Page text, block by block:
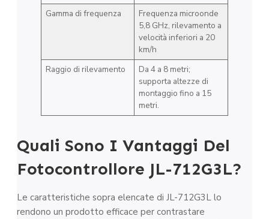
Gamma di frequenza
Frequenza microonde
5,8 GHz, rilevamento a
velocità inferiori a 20
km/h
Raggio di rilevamento
Da 4 a 8 metri;
supporta altezze di
montaggio fino a 15
metri.
Quali Sono I Vantaggi Del
Fotocontrollore JL-712G3L?
Le caratteristiche sopra elencate di JL-712G3L lo
rendono un prodotto efficace per contrastare